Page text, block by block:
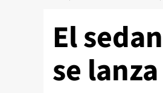
El
se